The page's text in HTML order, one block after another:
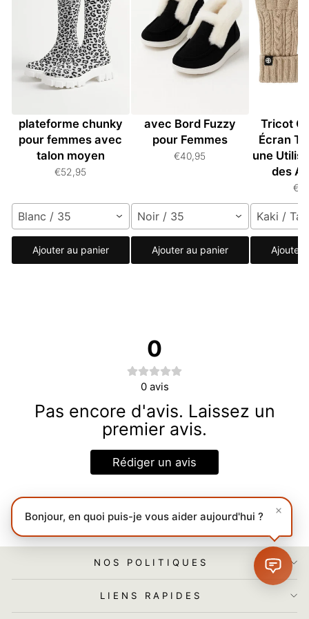
plateforme chunky
pour femmes avec
talon moyen
€52,95
Blanc / 35
Ajouter au panier
avec Bord Fuzzy
pour Femmes
€40,95
Noir / 35
Ajouter au panier
Tricot
Écran
une
des
Kaki /
Ajouter
0
0 avis
Pas encore d'avis. Laissez un
premier avis.
Rédiger un avis
NOS POLITIQUES
LIENS RAPIDES
Bonjour, en quoi puis-je vous aider aujourd'hui ?